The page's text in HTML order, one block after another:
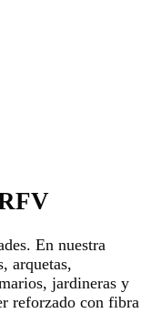
En nuestra
arquetas,
jardineras y
reforzado con fibra